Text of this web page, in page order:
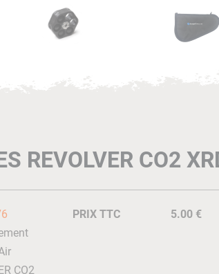
REVOLVER CO2
CO2
PRIX TTC 5.00 €